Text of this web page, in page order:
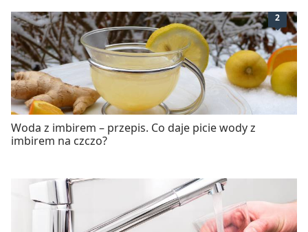
2
Woda z imbirem – przepis. Co daje picie wody z
imbirem na czczo?